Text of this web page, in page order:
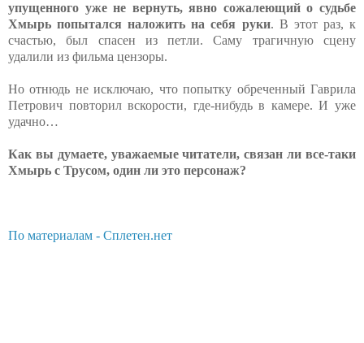
упущенного уже не вернуть, явно сожалеющий о судьбе
Хмырь попытался наложить на себя руки. В этот раз, к
счастью, был спасен из петли. Саму трагичную сцену
удалили из фильма цензоры.
Но отнюдь не исключаю, что попытку обреченный Гаврила
Петрович повторил вскорости, где-нибудь в камере. И уже
удачно…
Как вы думаете, уважаемые читатели, связан ли все-таки
Хмырь с Трусом, один ли это персонаж?
По материалам - Сплетен.нет